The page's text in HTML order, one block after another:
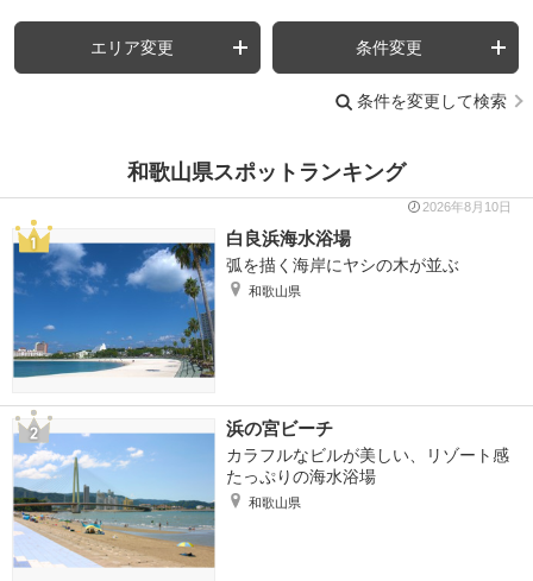
エリア変更 条件変更
条件を変更して検索
和歌山県スポットランキング
2026年8月10日
白良浜海水浴場
弧を描く海岸にヤシの木が並ぶ
和歌山県
浜の宮ビーチ
カラフルなビルが美しい、リゾート感
たっぷりの海水浴場
和歌山県